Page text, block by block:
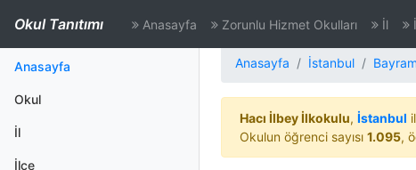
Okul Tanıtımı Anasayfa Zorunlu Hizmet Okulları İl
Anasayfa
Okul
İl
İlçe
Anasayfa İstanbul
Hacı İlbey İlkokulu, İstanbul
Okulun öğrenci sayısı 1.095,